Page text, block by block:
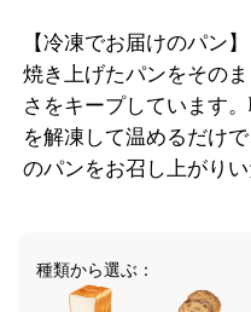
【冷凍でお届けのパン】
焼き上げたパンをその
さをキープしています
を解凍して温めるだけ
のパンをお召し上がりい
種類から選ぶ：